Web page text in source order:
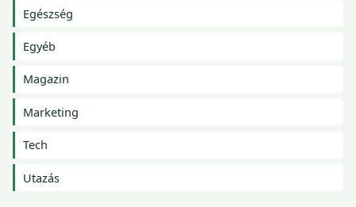
Egészség
Egyéb
Magazin
Marketing
Tech
Utazás